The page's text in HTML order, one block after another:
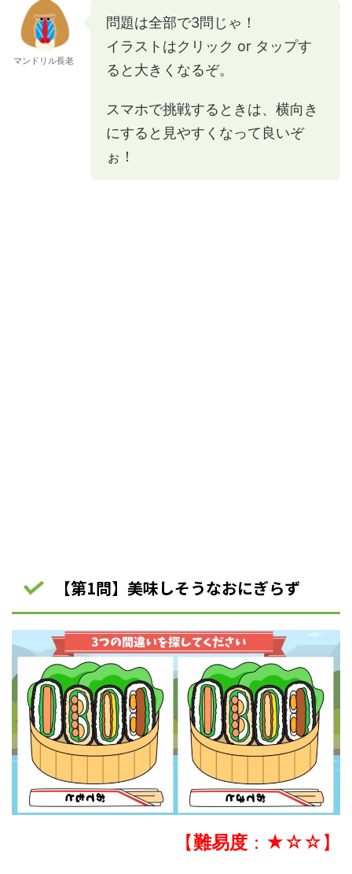
マンドリル長老
問題は全部で3問じゃ！
イラストはクリック or タップす
ると大きくなるぞ。
スマホで挑戦するときは、横向き
にすると見やすくなって良いぞ
ぉ！
【第1問】美味しそうなおにぎらず
【難易度 ：★☆☆】